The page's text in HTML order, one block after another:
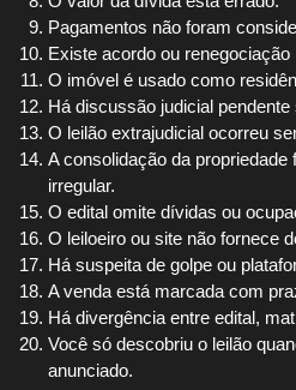
Pagamentos não foram
Existe acordo ou renegociação
O imóvel é usado como
Há discussão judicial pendente
O leilão extrajudicial ocorreu
A consolidação da propriedade
irregular.
O edital omite dívidas ou
O leiloeiro ou site não fornece
Há suspeita de golpe ou
A venda está marcada com
Há divergência entre edital,
Você só descobriu o leilão
anunciado.